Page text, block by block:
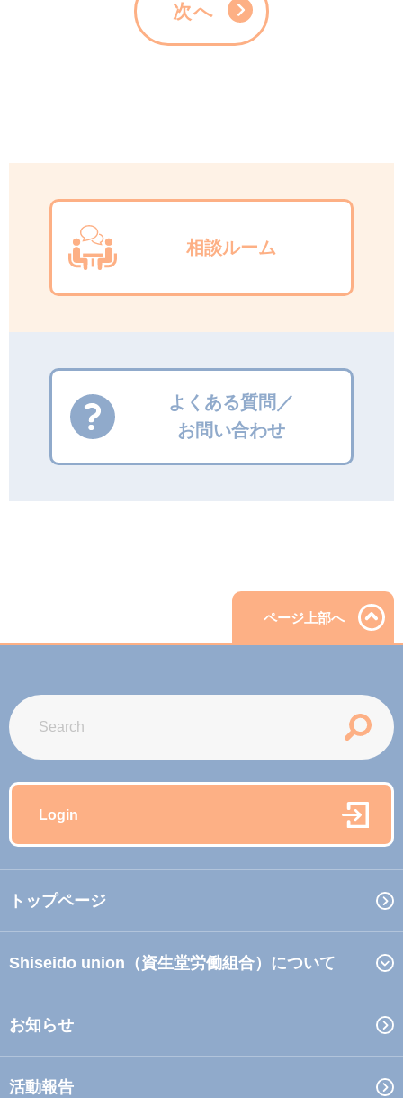
次へ
相談ルーム
よくある質問／
お問い合わせ
ページ上部へ
Login
トップページ
Shiseido union（資生堂労働組合）について
お知らせ
活動報告